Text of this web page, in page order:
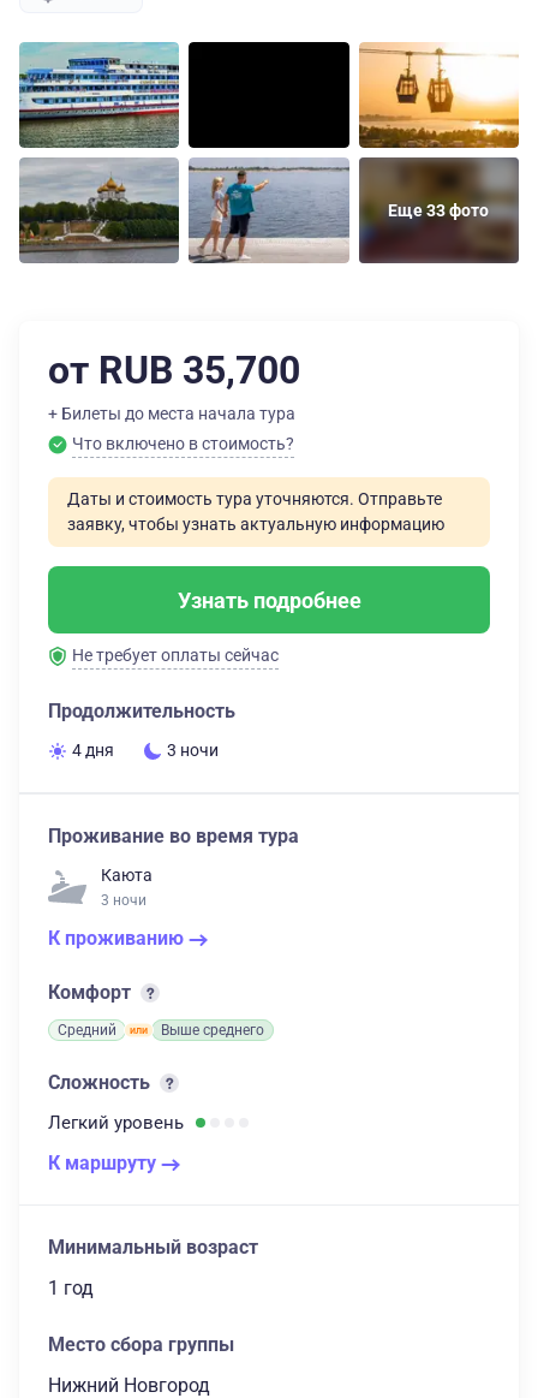
Еще 33 фото
от RUB 35,700
+ Билеты до места начала тура
Что включено в стоимость?
Даты и стоимость тура уточняются. Отправьте
заявку, чтобы узнать актуальную информацию
Узнать подробнее
Не требует оплаты сейчас
Продолжительность
4 дня 3 ночи
Проживание во время тура
Каюта
3 ночи
К проживанию
Комфорт
Средний Выше среднего
Сложность
Легкий уровень
К маршруту
Минимальный возраст
1 год
Место сбора группы
Нижний Новгород